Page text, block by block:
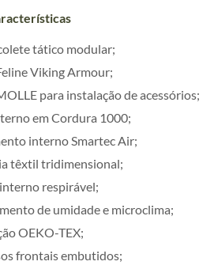
tático modular;
Viking Armour;
para instalação de acessórios;
em Cordura 1000;
interno Smartec Air;
têxtil tridimensional;
respirável;
de umidade e microclima;
OEKO-TEX;
frontais embutidos;